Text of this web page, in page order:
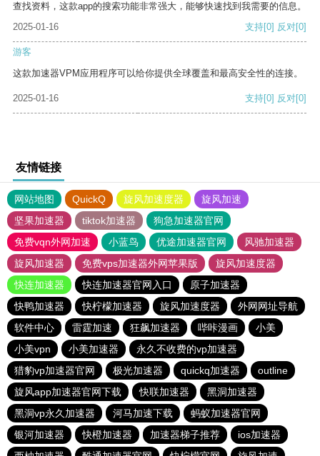
查找资料，这款app的搜索功能非常强大，能够快速找到我需要的信息。
2025-01-16
支持[0] 反对[0]
游客
这款加速器VPM应用程序可以给你提供全球覆盖和最高安全性的连接。
2025-01-16 支持[0] 反对[0]
友情链接
网站地图 QuickQ 旋风加速度器
旋风加速
坚果加速器
tiktok加速器
狗急加速器官网
免费vqn外网加速
小蓝鸟 优途加速器官网
风驰加速器
旋风加速器
免费vps加速器外网苹果版
旋风加速度器
快连加速器
快连加速器官网入口
原子加速器
快鸭加速器
快柠檬加速器 旋风加速度器
外网网址导航
软件中心
雷霆加速 狂飙加速器 哔咔漫画
小美
小美vpn
小美加速器
永久不收费的vp加速器
猎豹vp加速器官网
极光加速器 quickq加速器
outline
旋风app加速器官网下载
快联加速器
黑洞加速器
黑洞vp永久加速器
河马加速下载
蚂蚁加速器官网
银河加速器
快橙加速器 加速器梯子推荐
ios加速器